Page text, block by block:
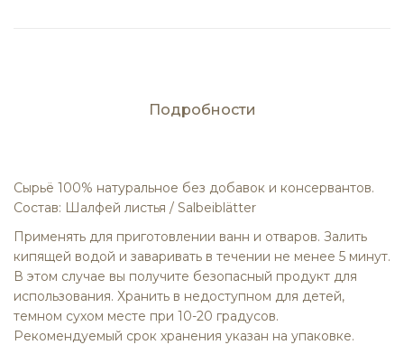
Подробности
Сырьё 100% натуральное без добавок и консервантов.
Состав: Шалфей листья / Salbeiblätter
Применять для приготовлении ванн и отваров. Залить
кипящей водой и заваривать в течении не менее 5 минут.
В этом случае вы получите безопасный продукт для
использования. Хранить в недоступном для детей,
темном сухом месте при 10-20 градусов.
Рекомендуемый срок хранения указан на упаковке.